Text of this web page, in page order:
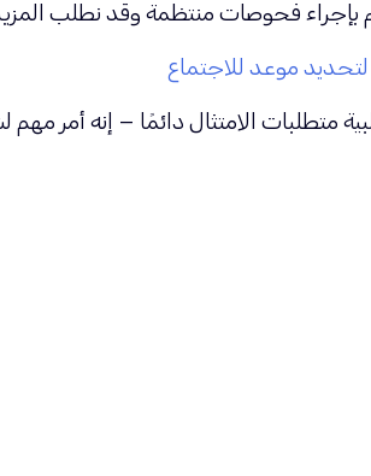
فحوصات منتظمة وقد نطلب المزيد
لتحديد موعد للاجتماع
الامتثال دائمًا – إنه أمر مهم